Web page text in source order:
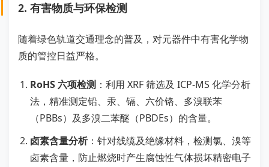
2. 有害物质与环保检测
随着绿色轨道交通理念的普及，对元器件中有害化学物
质的管控日益严格。
RoHS 六项检测 ：利用 XRF 筛选及 ICP-MS 化学分析
法，精准测定铅、汞、镉、六价铬、多溴联苯
（PBBs）及多溴二苯醚（PBDEs）的含量。
卤素含量分析：针对线缆及绝缘材料，检测氯、溴等
卤素含量，防止燃烧时产生腐蚀性气体损坏精密电子